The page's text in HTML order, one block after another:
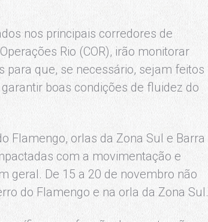
nos principais corredores de
Rio (COR), irão monitorar
que, se necessário, sejam feitos
boas condições de fluidez do
Flamengo, orlas da Zona Sul e Barra
com a movimentação e
geral. De 15 a 20 de novembro não
do Flamengo e na orla da Zona Sul.